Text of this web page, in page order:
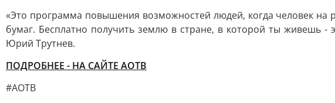
«Это программа повышения возможностей людей, когда человек
бумаг. Бесплатно получить землю в стране, в которой ты живешь
Юрий Трутнев.
ПОДРОБНЕЕ - НА САЙТЕ АОТВ
#АОТВ